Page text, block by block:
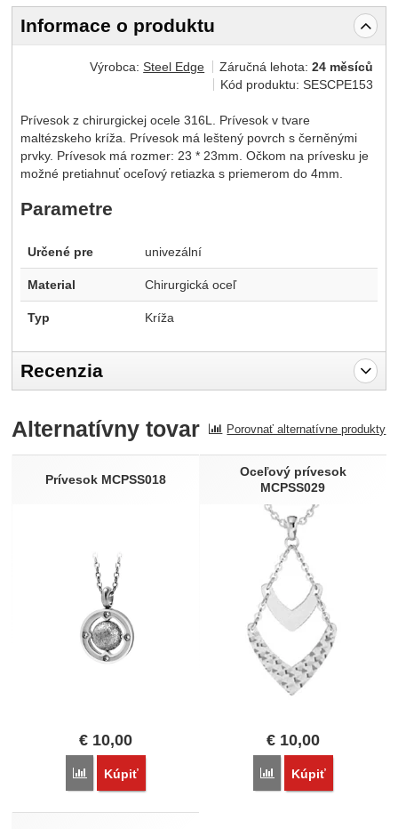
Informace o produktu
Výrobca:Steel Edge Záručná lehota:24 měsíců
Kód produktu:SESCPE153
Prívesok z chirurgickej ocele 316L. Prívesok v tvare
maltézskeho kríža. Prívesok má leštený povrch s černěnými
prvky. Prívesok má rozmer: 23 * 23mm. Očkom na prívesku je
možné pretiahnuť oceľový retiazka s priemerom do 4mm.
Parametre
Určené pre univezální
Material Chirurgická oceľ
Typ Kríža
Recenzia
Recenzia
Nebola pridaná žiadna recenzia.
Alternatívny tovar Porovnať alternatívne produkty
Prívesok MCPSS018
€ 10,00
Porovnať
Kúpiť
Oceľový prívesok
MCPSS029
€10,00
Porovnať
Kúpiť